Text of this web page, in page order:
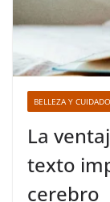
BELLEZA Y
La
texto
cerebro